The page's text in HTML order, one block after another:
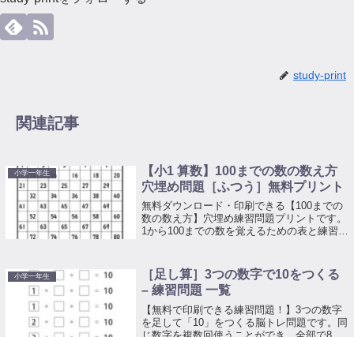
study-print
関連記事
小学一年生
【小1 算数】100までの数の数え方
穴埋め問題［ふつう］無料プリント
無料ダウンロード・印刷できる【100までの
数の数え方】穴埋め練習問題プリントです。
1から100までの数を覚えるための表と練習問
小学一年生
［足し算］3つの数字で10をつくる
– 練習問題 一覧
【無料で印刷できる練習問題！】3つの数字
を足して「10」をつくる脳トレ問題です。同